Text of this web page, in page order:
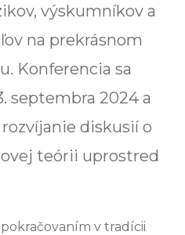
výskumníkov a
na prekrásnom
Konferencia sa
septembra 2024 a
diskusií o
teórii uprostred
v tradícii